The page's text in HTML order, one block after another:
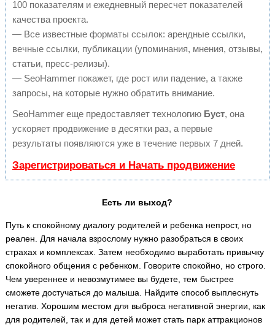
100 показателям и ежедневный пересчет показателей
качества проекта.
— Все известные форматы ссылок: арендные ссылки,
вечные ссылки, публикации (упоминания, мнения, отзывы,
статьи, пресс-релизы).
— SeoHammer покажет, где рост или падение, а также
запросы, на которые нужно обратить внимание.
SeoHammer еще предоставляет технологию Буст, она
ускоряет продвижение в десятки раз, а первые
результаты появляются уже в течение первых 7 дней.
Зарегистрироваться и Начать продвижение
Есть ли выход?
Путь к спокойному диалогу родителей и ребенка непрост, но
реален. Для начала взрослому нужно разобраться в своих
страхах и комплексах. Затем необходимо выработать привычку
спокойного общения с ребенком. Говорите спокойно, но строго.
Чем увереннее и невозмутимее вы будете, тем быстрее
сможете достучаться до малыша. Найдите способ выплеснуть
негатив. Хорошим местом для выброса негативной энергии, как
для родителей, так и для детей может стать парк аттракционов